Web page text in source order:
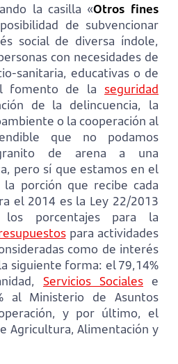
la casilla «Otros fines
de subvencionar
social de diversa índole,
con necesidades de
sanitaria, educativas o de
fomento de la seguridad
de la delincuencia, la
o la cooperación al
que no podamos
de arena a una
pero sí que estamos en el
porción que recibe cada
el 2014 es la Ley 22/2013
porcentajes para la
para actividades
como de interés
siguiente forma: el 79,14%
Servicios Sociales e
al Ministerio de Asuntos
y por último, el
Agricultura, Alimentación y